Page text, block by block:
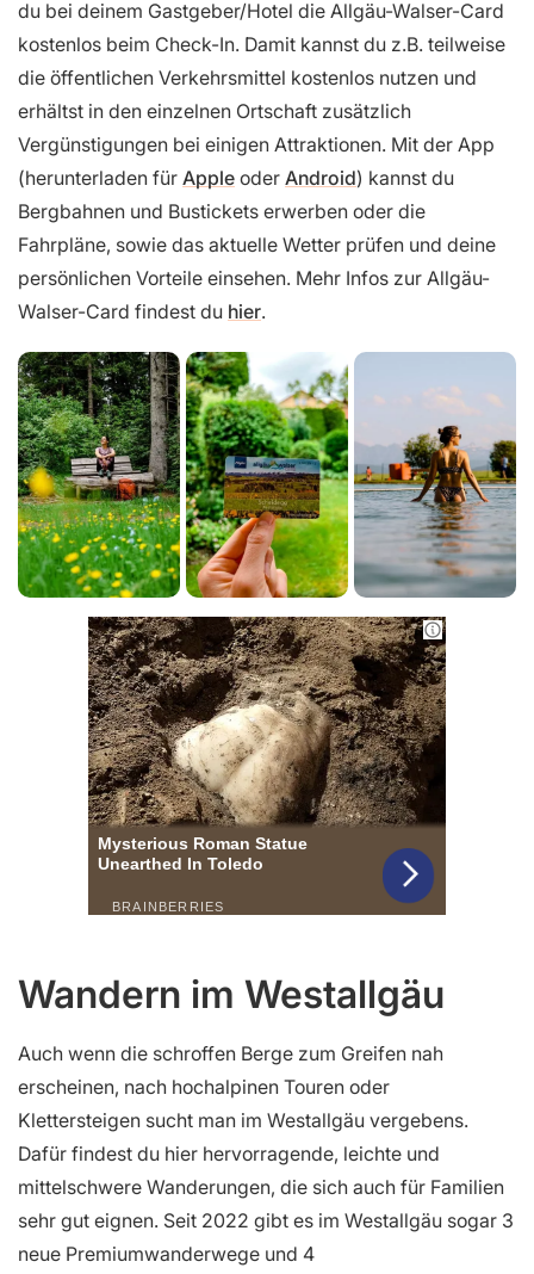
du bei deinem Gastgeber/Hotel die Allgäu-Walser-Card
kostenlos beim Check-In. Damit kannst du z.B. teilweise
die öffentlichen Verkehrsmittel kostenlos nutzen und
erhältst in den einzelnen Ortschaft zusätzlich
Vergünstigungen bei einigen Attraktionen. Mit der App
(herunterladen für Apple oder Android) kannst du
Bergbahnen und Bustickets erwerben oder die
Fahrpläne, sowie das aktuelle Wetter prüfen und deine
persönlichen Vorteile einsehen. Mehr Infos zur Allgäu-
Walser-Card findest du hier.
Wandern im Westallgäu
Auch wenn die schroffen Berge zum Greifen nah
erscheinen, nach hochalpinen Touren oder
Klettersteigen sucht man im Westallgäu vergebens.
Dafür findest du hier hervorragende, leichte und
mittelschwere Wanderungen, die sich auch für Familien
sehr gut eignen. Seit 2022 gibt es im Westallgäu sogar 3
neue Premiumwanderwege und 4